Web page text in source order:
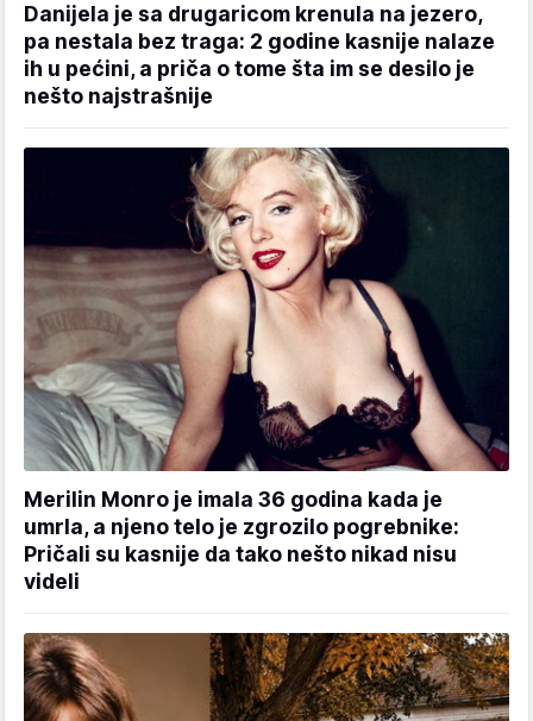
Danijela je sa drugaricom krenula na jezero,
pa nestala bez traga: 2 godine kasnije nalaze
ih u pećini, a priča o tome šta im se desilo je
nešto najstrašnije
Merilin Monro je imala 36 godina kada je
umrla, a njeno telo je zgrozilo pogrebnike:
Pričali su kasnije da tako nešto nikad nisu
videli